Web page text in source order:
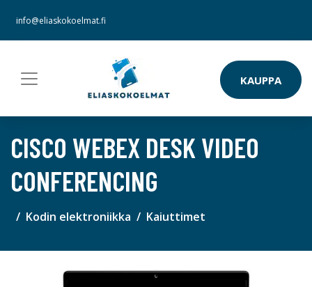
info@eliaskokoelmat.fi
KAUPPA
CISCO WEBEX DESK VIDEO
CONFERENCING
Kodin elektroniikka Kaiuttimet